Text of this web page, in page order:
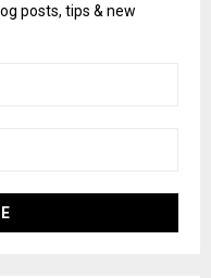
posts, tips & new